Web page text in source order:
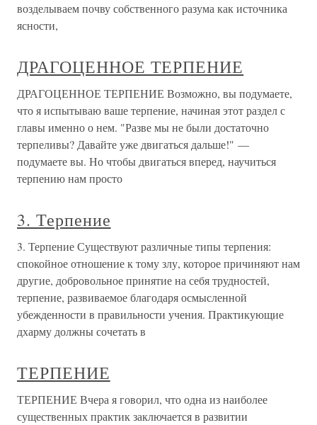
возделываем почву собственного разума как источника
ясности,
ДРАГОЦЕННОЕ ТЕРПЕНИЕ
ДРАГОЦЕННОЕ ТЕРПЕНИЕ Возможно, вы подумаете,
что я испытываю ваше терпение, начиная этот раздел с
главы именно о нем. "Разве мы не были достаточно
терпеливы? Давайте уже двигаться дальше!" —
подумаете вы. Но чтобы двигаться вперед, научиться
терпению нам просто
3. Терпение
3. Терпение Существуют различные типы терпения:
спокойное отношение к тому злу, которое причиняют нам
другие, добровольное принятие на себя трудностей,
терпение, развиваемое благодаря осмысленной
убежденности в правильности учения. Практикующие
дхарму должны сочетать в
ТЕРПЕНИЕ
ТЕРПЕНИЕ Вчера я говорил, что одна из наиболее
существенных практик заключается в развитии